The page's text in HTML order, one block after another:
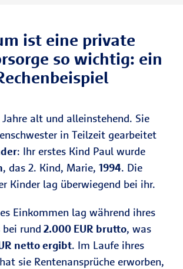
ist eine private
so wichtig: ein
alt und alleinstehend. Sie
in Teilzeit gearbeitet
: Ihr erstes Kind Paul wurde
, das 2. Kind, Marie, 1994. Die
Kinder lag überwiegend bei ihr.
Einkommen lag während ihres
rund 2.000 EUR brutto, was
netto ergibt. Im Laufe ihres
sie Rentenansprüche erworben,